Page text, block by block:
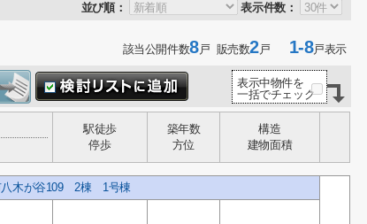
並び順： 表示件数：
該当公開件数8戸 販売数2戸 1-8戸表示
表示中物件を
一括でチェック
駅徒歩
停歩
築年数
方位
構造
建物面積
八木が谷109 2棟 1号棟